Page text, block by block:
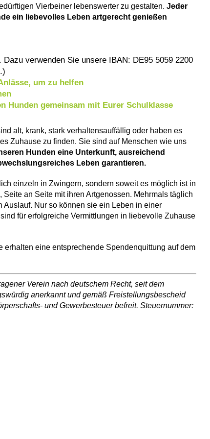
Vierbeiner lebenswerter zu gestalten. Jeder
ein liebevolles Leben artgerecht genießen
verwenden Sie unsere IBAN: DE95 5059 2200
um zu helfen
Hunden gemeinsam mit Eurer Schulklasse
alt, krank, stark verhaltensauffällig oder haben es
Zuhause zu finden. Sie sind auf Menschen wie uns
Hunden eine Unterkunft, ausreichend
Leben garantieren.
einzeln in Zwingern, sondern soweit es möglich ist in
an Seite mit ihren Artgenossen. Mehrmals täglich
Nur so können sie ein Leben in einer
für erfolgreiche Vermittlungen in liebevolle Zuhause
eine entsprechende Spendenquittung auf dem
Verein nach deutschem Recht, seit dem
anerkannt und gemäß Freistellungsbescheid
und Gewerbesteuer befreit. Steuernummer: